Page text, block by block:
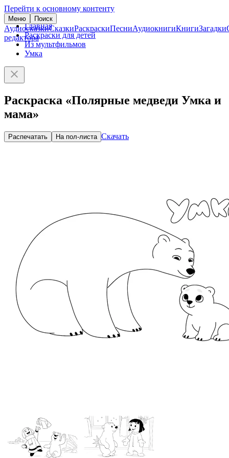
Перейти к основному контенту
Меню Поиск
АудиосказкиСказкиРаскраскиПесниАудиокнигиКнигиЗагадки
редактора
Главная
Раскраски для детей
Из мультфильмов
Умка
Раскраска «Полярные медведи Умка и
мама»
Распечатать На пол-листа Скачать